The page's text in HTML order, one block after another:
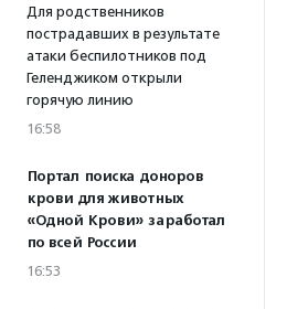
Для родственников
пострадавших в результате
атаки беспилотников под
Геленджиком открыли
горячую линию
16:58
Портал поиска доноров
крови для животных
«Одной Крови» заработал
по всей России
16:53